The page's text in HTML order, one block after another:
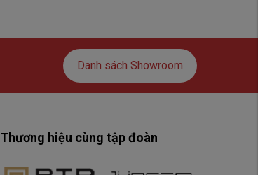
Danh sách Showroom
Thương hiệu cùng tập đoàn